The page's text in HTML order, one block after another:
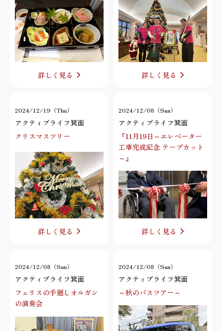
詳しく見る 詳しく見る
2024/12/19（Thu）
アクティブライフ箕面
クリスマスツリー
詳しく見る
2024/12/08（Sun）
アクティブライフ箕面
『11月19日～エレベーター
工事完成記念 テープカット
～』
詳しく見る
2024/12/08（Sun）
アクティブライフ箕面
フェリスの手廻しオルガン
の演奏会
2024/12/08（Sun）
アクティブライフ箕面
～秋のバスツアー～